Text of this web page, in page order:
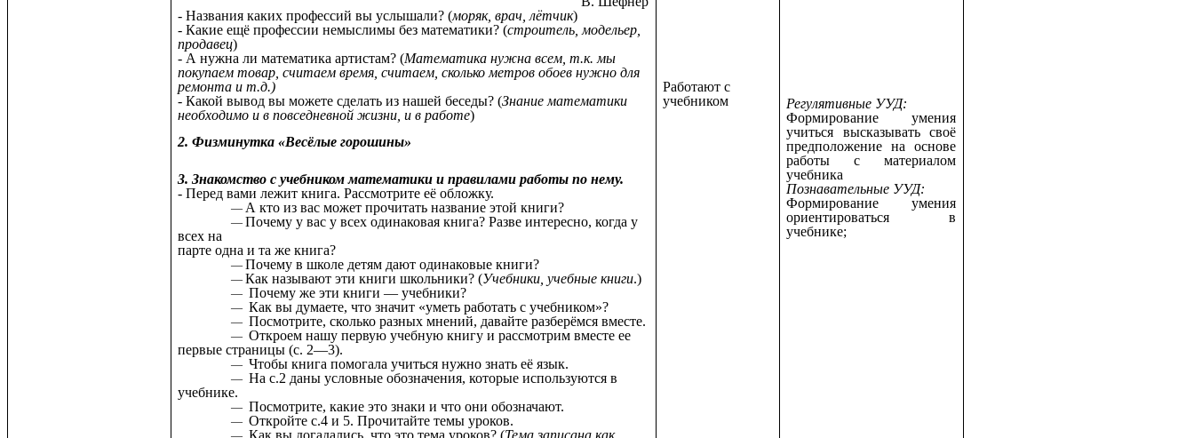
- Названия каких профессий вы услышали? (моряк, врач, лётчик)
- Какие ещё профессии немыслимы без математики? (строитель, модельер,
продавец)
- А нужна ли математика артистам? (Математика нужна всем, т.к. мы
покупаем товар, считаем время, считаем, сколько метров обоев нужно для
ремонта и т.д.)
- Какой вывод вы можете сделать из нашей беседы? (Знание математики
необходимо и в повседневной жизни, и в работе)
2. Физминутка «Весёлые горошины»
3. Знакомство с учебником математики и правилами работы по нему.
- Перед вами лежит книга. Рассмотрите её обложку.
А кто из вас может прочитать название этой книги?
Почему у вас у всех одинаковая книга? Разве интересно, когда у
всех на
парте одна и та же книга?
Почему в школе детям дают одинаковые книги?
Как называют эти книги школьники? (Учебники, учебные книги.)
Почему же эти книги — учебники?
Как вы думаете, что значит «уметь работать с учебником»?
Посмотрите, сколько разных мнений, давайте разберёмся вместе.
Откроем нашу первую учебную книгу и рассмотрим вместе ее
первые страницы (с. 2—3).
Чтобы книга помогала учиться нужно знать её язык.
На с.2 даны условные обозначения, которые используются в
учебнике.
Посмотрите, какие это знаки и что они обозначают.
Откройте с.4 и 5. Прочитайте темы уроков.
Работают с
учебником
Регулятивные УУД:
Формирование умения
учиться высказывать своё
предположение на основе
работы с материалом
учебника
Познавательные УУД:
Формирование умения
ориентироваться в
учебнике;